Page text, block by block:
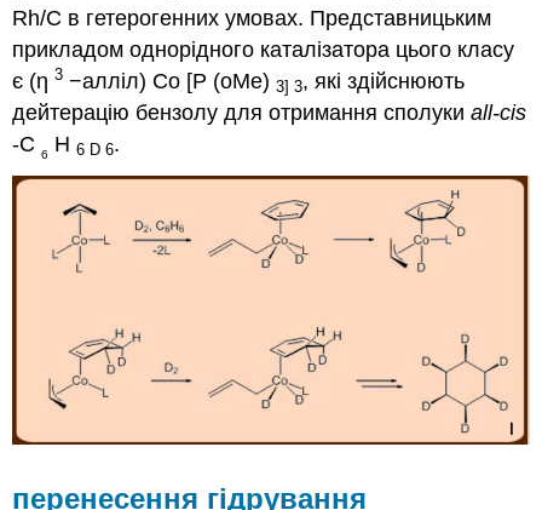
Rh/C в гетерогенних умовах. Представницьким
прикладом однорідного каталізатора цього класу
є (η3 −алліл) Co [P (oMe)3] 3, які здійснюють
дейтерацію бензолу для отримання сполукиall-cis
-C 6 H6 D 6.
перенесення гідрування